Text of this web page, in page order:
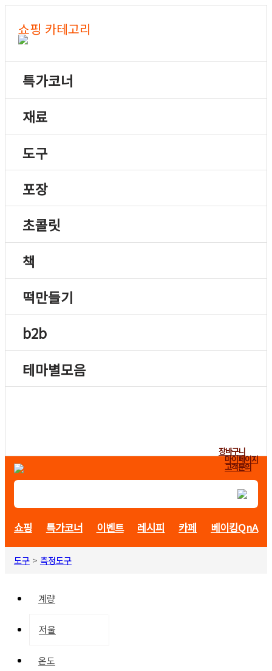
쇼핑 카테고리
특가코너
재료
도구
포장
초콜릿
책
떡만들기
b2b
테마별모음
장바구니
마이페이지
고객문의
쇼핑 특가코너 이벤트 레시피 카페 베이킹QnA
도구> 측정도구
계량
저울
온도